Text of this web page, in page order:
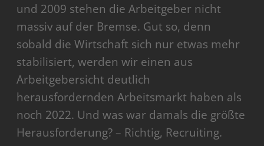
und 2009 stehen die Arbeitgeber nicht
massiv auf der Bremse. Gut so, denn
sobald die Wirtschaft sich nur etwas mehr
stabilisiert, werden wir einen aus
Arbeitgebersicht deutlich
herausfordernden Arbeitsmarkt haben als
noch 2022. Und was war damals die größte
Herausforderung? – Richtig, Recruiting.